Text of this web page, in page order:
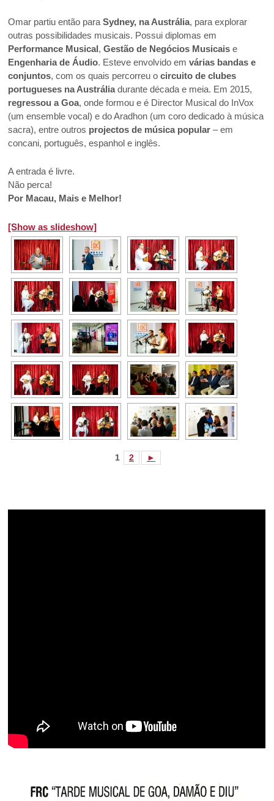
Omar partiu então paraSydney, na Austrália, para explorar
outras possibilidades musicais. Possui diplomas em
Performance Musical,Gestão de Negócios Musicais e
Engenharia de Áudio. Esteve envolvido emvárias bandas e
conjuntos, com os quais percorreu ocircuito de clubes
portugueses na Austráliadurante década e meia. Em 2015,
regressou a Goa, onde formou e é Director Musical do InVox
(um ensemble vocal) e do Aradhon (um coro dedicado à música
sacra), entre outros projectos de música popular – em
concani, português, espanhol e inglês.
A entrada é livre.
Não perca!
Por Macau, Mais e Melhor!
[Show as slideshow]
1 2 ►